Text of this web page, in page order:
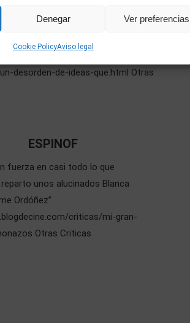
Denegar Ver preferencias
Cookie PolicyAviso legal
parado sale es Jaime Ordóñez,
curioso, seguramente el más
desorden-de-ideas-que.html Otras
ESPINOF
fuerza en casi todo lo que
unos alucinados Blanca
Ordóñez”
criticas/mi-gran-
Otras Criticas